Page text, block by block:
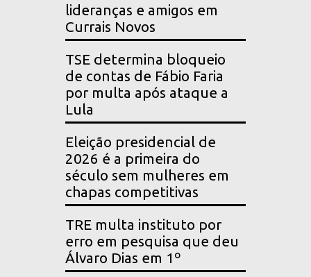
lideranças e amigos em
Currais Novos
TSE determina bloqueio
de contas de Fábio Faria
por multa após ataque a
Lula
Eleição presidencial de
2026 é a primeira do
século sem mulheres em
chapas competitivas
TRE multa instituto por
erro em pesquisa que deu
Álvaro Dias em 1º